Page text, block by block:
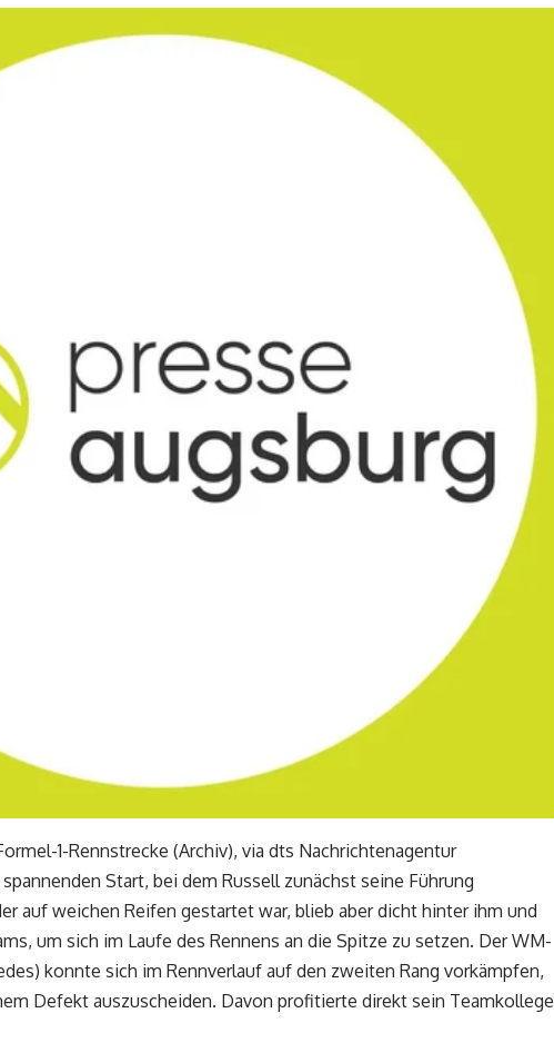
1-Rennstrecke (Archiv), via dts Nachrichtenagentur
Start, bei dem Russell zunächst seine Führung
auf weichen Reifen gestartet war, blieb aber dicht hinter ihm und
um sich im Laufe des Rennens an die Spitze zu setzen. Der WM-
konnte sich im Rennverlauf auf den zweiten Rang vorkämpfen,
Defekt auszuscheiden. Davon profitierte direkt sein Teamkollege